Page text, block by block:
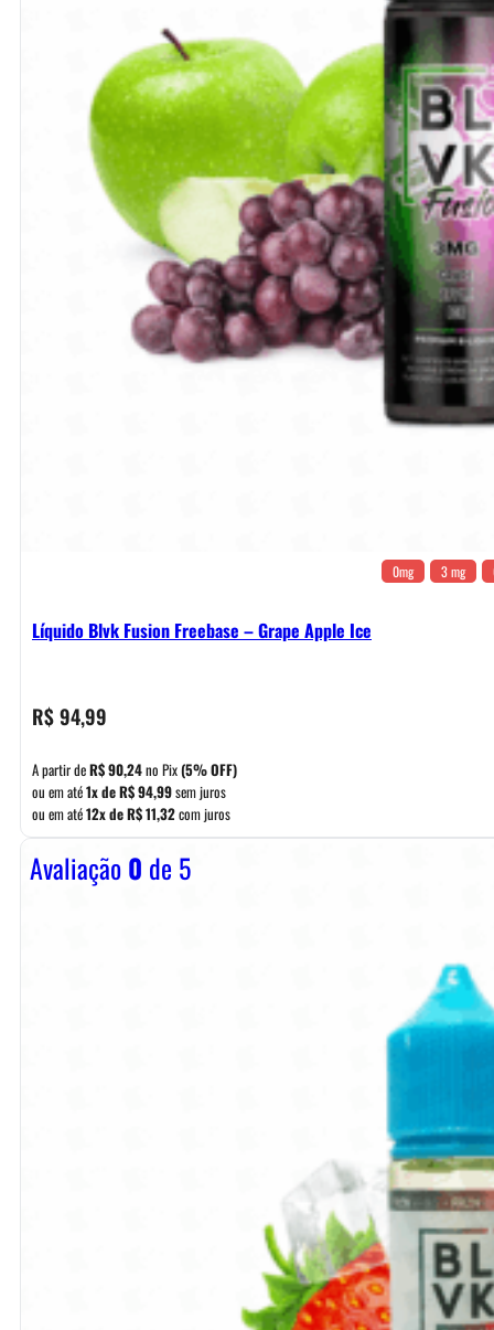
0mg 3 mg
Líquido Blvk Fusion Freebase – Grape Apple Ice
R$94,99
A partir deR$90,24no Pix(5% OFF)
ou em até1x deR$94,99sem juros
ou em até12x deR$11,32com juros
Avaliação0 de 5